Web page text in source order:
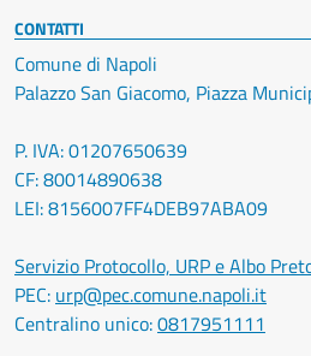
CONTATTI
Comune di Napoli
Palazzo San Giacomo, Piazza
P. IVA: 01207650639
CF: 80014890638
LEI: 8156007FF4DEB97ABA09
Servizio Protocollo, URP e Albo
PEC: urp@pec.comune.napoli.it
Centralino unico:0817951111